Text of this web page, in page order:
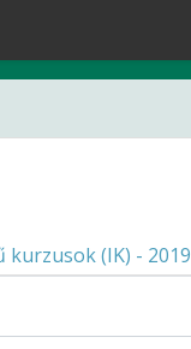
kurzusok (IK) - 2019